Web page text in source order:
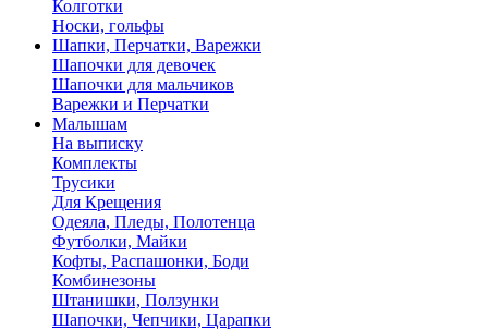
Колготки
Носки, гольфы
Шапки, Перчатки, Варежки
Шапочки для девочек
Шапочки для мальчиков
Варежки и Перчатки
Малышам
На выписку
Комплекты
Трусики
Для Крещения
Одеяла, Пледы, Полотенца
Футболки, Майки
Кофты, Распашонки, Боди
Комбинезоны
Штанишки, Ползунки
Шапочки, Чепчики, Царапки